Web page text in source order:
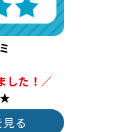
した！／
る